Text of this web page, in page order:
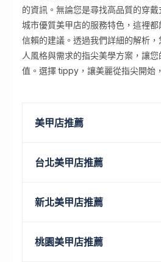
的資訊。無論您是尋找高品質的穿
城市優質美甲店的服務特色，這裡
信賴的建議。透過我們詳細的解析
人風格與需求的指尖美學方案，讓
值。選擇 tippy，讓美麗從指尖開始
美甲店推薦
台北美甲店推薦
新北美甲店推薦
桃園美甲店推薦